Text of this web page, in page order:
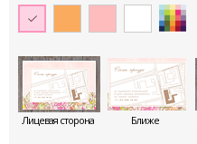
Лицевая сторона Ближе